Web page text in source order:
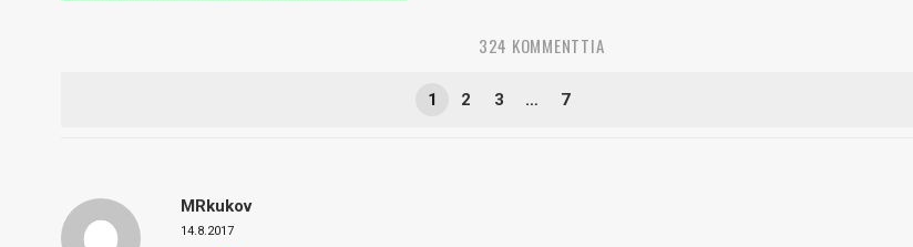
324 KOMMENTTIA
1 2 3 … 7
MRkukov
14.8.2017